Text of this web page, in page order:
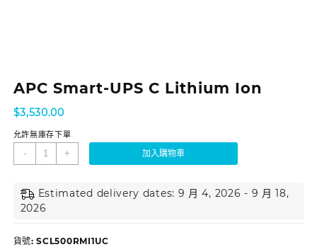
APC Smart-UPS C Lithium Ion
$3,530.00
允許無庫存下單
- + 加入購物車
Estimated delivery dates: 9 月 4, 2026 - 9 月 18,
2026
貨號:SCL500RMI1UC